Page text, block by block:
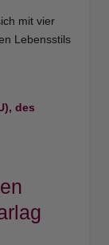
mit vier
Lebensstils
des